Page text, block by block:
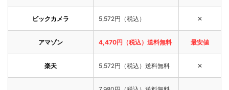
ビックカメラ 5,572円（税込） ✕
アマゾン 4,470円（税込）送料無料 最安値
楽天 5,572円（税込）送料無料 ✕